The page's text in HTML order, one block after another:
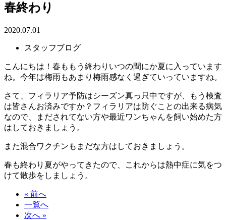
春終わり
2020.07.01
スタッフブログ
こんにちは！春ももう終わりいつの間にか夏に入っています
ね。今年は梅雨もあまり梅雨感なく過ぎていっていますね。
さて、フィラリア予防はシーズン真っ只中ですが、もう検査
は皆さんお済みですか？フィラリアは防ぐことの出来る病気
なので、まだされてない方や最近ワンちゃんを飼い始めた方
はしておきましょう。
また混合ワクチンもまだな方はしておきましょう。
春も終わり夏がやってきたので、これからは熱中症に気をつ
けて散歩をしましょう。
« 前へ
一覧へ
次へ »